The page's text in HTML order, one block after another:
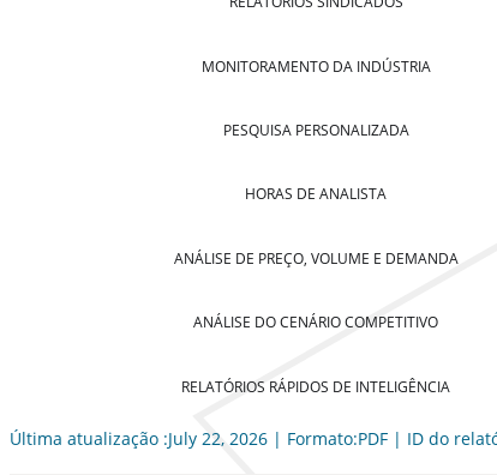
MONITORAMENTO DA INDÚSTRIA
PESQUISA PERSONALIZADA
HORAS DE ANALISTA
ANÁLISE DE PREÇO, VOLUME E DEMANDA
ANÁLISE DO CENÁRIO COMPETITIVO
RELATÓRIOS RÁPIDOS DE INTELIGÊNCIA
Última atualização :July 22, 2026 | Formato:PDF | ID do